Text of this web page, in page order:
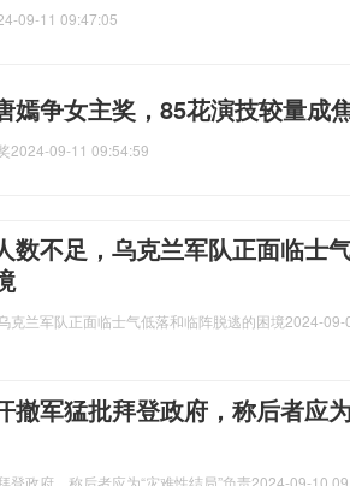
09-11 09:47:05
嫣争女主奖，85花演技较量成
2024-09-11 09:54:59
数不足，乌克兰军队正面临士
克兰军队正面临士气低落和临阵脱逃的困境2024-09-
撤军猛批拜登政府，称后者应
登政府，称后者应为“灾难性结局”负责2024-09-10